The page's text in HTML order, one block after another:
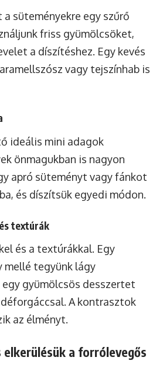
süteményekre egy szűrő
friss gyümölcsöket,
a díszítéshez. Egy kevés
vagy tejszínhab is
ideális mini adagok
önmagukban is nagyon
apró süteményt vagy fánkot
és díszítsük egyedi módon.
textúrák
és a textúrákkal. Egy
mellé tegyünk lágy
gyümölcsös desszertet
A kontrasztok
az élményt.
elkerülésük a forrólevegős